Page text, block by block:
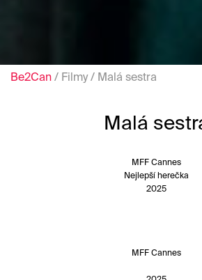
Be2Can / Filmy/ Malá sestra
Malá
MFF Cannes
Nejlepší herečka
2025
MFF Cannes